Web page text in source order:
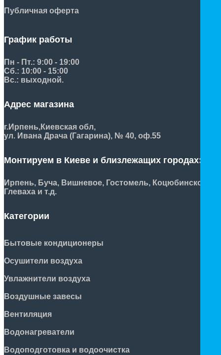
Публичная оферта
График работы
Пн - Пт.: 9:00 - 19:00
Сб.: 10:00 - 15:00
Вс.: выходной.
Адрес магазина
г.Ирпень,Киевская обл,
ул. Ивана Драча (Гагарина), № 40, оф.55
Монтируем в Киеве и близлежащих городах:
Ирпень, Буча, Вишневое, Гостомель, Коцюбинское,
Глеваха и т.д.
Категории
Бытовые кондиционеры
Осушители воздуха
Увлажнители воздуха
Воздушные завесы
Вентиляция
Водонагреватели
Водоподготовка и водоочистка